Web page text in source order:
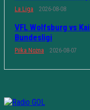
La Liga 2026-08-08
VFL Wolfsburg vs
Bundesligi
Piłka Nożna 2026-08-07